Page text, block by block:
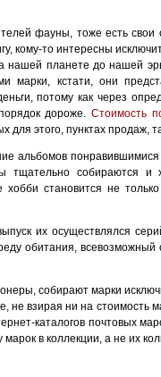
фауны, тоже есть
кому-то интересны
нашей планете до нашей
кстати, они
потому как через
дороже. Стоимость
этого, пунктах продаж,
альбомов
собираются и
становится не
их осуществлялся
обитания, всевозможный
собирают марки
не взирая ни на стоимость
каталогов почтовых
в коллекции, а не их